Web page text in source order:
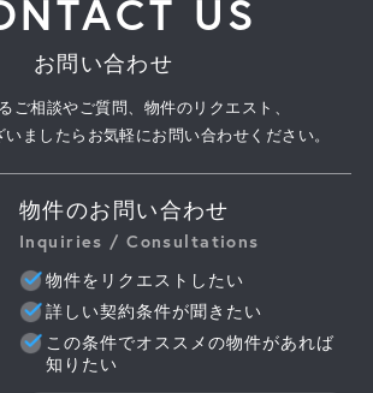
US
お問い合わせ
ご相談やご質問、物件のリクエスト、
ましたらお気軽にお問い合わせください。
物件のお問い合わせ
Inquiries / Consultations
物件をリクエストしたい
詳しい契約条件が聞きたい
この条件でオススメの物件があれば
知りたい